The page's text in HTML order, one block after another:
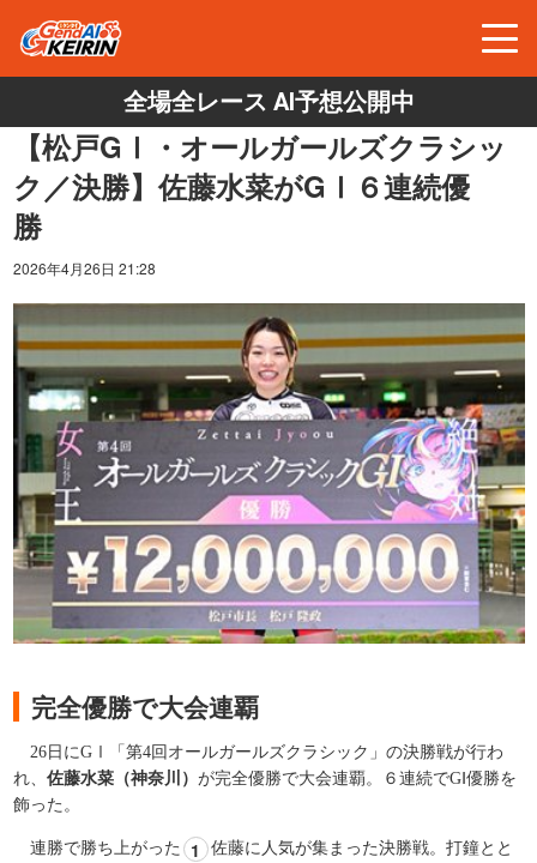
全場全レース AI予想公開中
【松戸GⅠ・オールガールズクラシッ
ク／決勝】佐藤水菜がGⅠ６連続優
勝
2026年4月26日 21:28
完全優勝で大会連覇
26日にGⅠ 「 第4回オールガールズクラシック」の決勝戦が行わ
れ、 佐藤水菜（神奈川） が完全優勝で大会連覇。６ 連続でGⅠ 優勝を
飾った。
連勝で勝ち上がった 1
佐藤に人気が集まった決勝戦。打鐘とと